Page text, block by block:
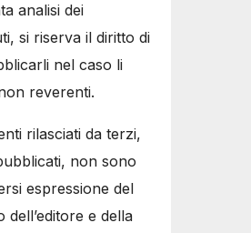
analisi dei
si riserva il diritto di
nel caso li
reverenti.
rilasciati da terzi,
non sono
espressione del
dell’editore e della